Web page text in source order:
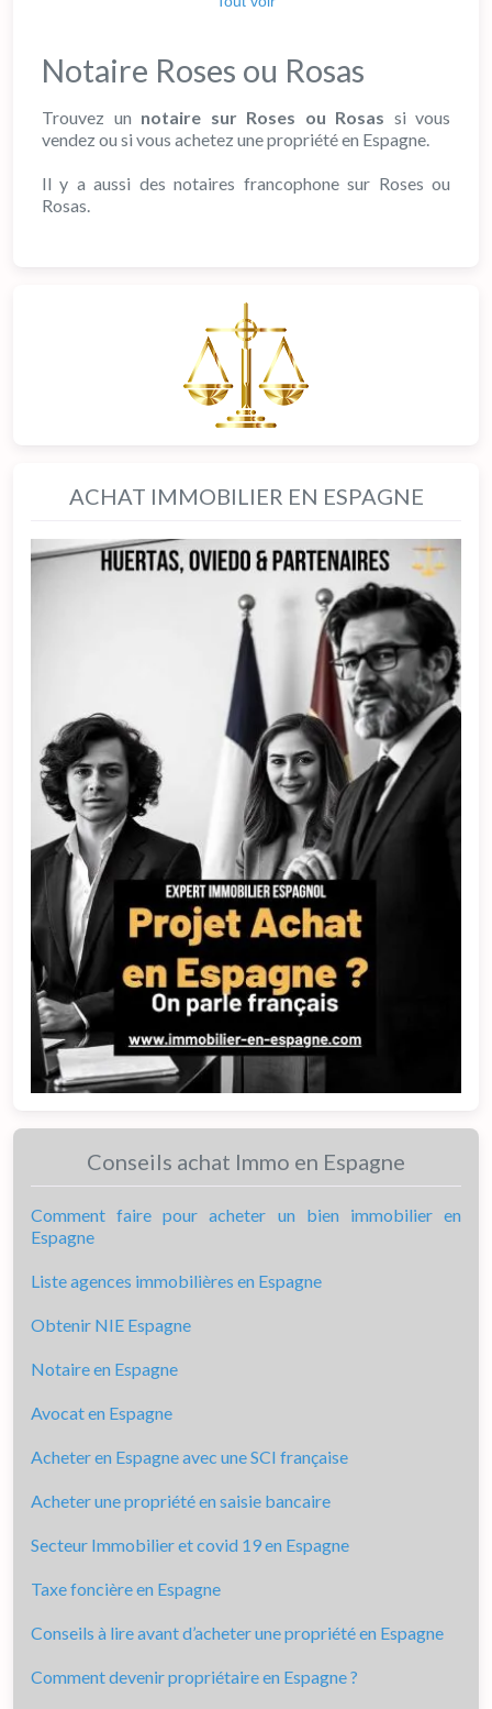
Notaire Roses ou Rosas
Trouvez un notaire sur Roses ou Rosas si vous
vendez ou si vous achetez une propriété en Espagne.
Il y a aussi des notaires francophone sur Roses ou
Rosas.
ACHAT IMMOBILIER EN ESPAGNE
Conseils achat Immo en Espagne
Comment faire pour acheter un bien immobilier en
Espagne
Liste agences immobilières en Espagne
Obtenir NIE Espagne
Notaire en Espagne
Avocat en Espagne
Acheter en Espagne avec une SCI française
Acheter une propriété en saisie bancaire
Secteur Immobilier et covid 19 en Espagne
Taxe foncière en Espagne
Conseils à lire avant d’acheter une propriété en Espagne
Comment devenir propriétaire en Espagne ?